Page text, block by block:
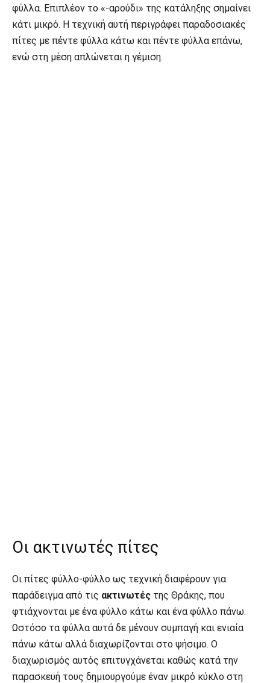
φύλλα. Επιπλέον το «-αρούδι» της κατάληξης σημαίνει
κάτι μικρό. Η τεχνική αυτή περιγράφει παραδοσιακές
πίτες με πέντε φύλλα κάτω και πέντε φύλλα επάνω,
ενώ στη μέση απλώνεται η γέμιση.
Οι ακτινωτές πίτες
Οι πίτες φύλλο-φύλλο ως τεχνική διαφέρουν για
παράδειγμα από τις ακτινωτές της Θράκης, που
φτιάχνονται με ένα φύλλο κάτω και ένα φύλλο πάνω.
Ωστόσο τα φύλλα αυτά δε μένουν συμπαγή και ενιαία
πάνω κάτω αλλά διαχωρίζονται στο ψήσιμο. Ο
διαχωρισμός αυτός επιτυγχάνεται καθώς κατά την
παρασκευή τους δημιουργούμε έναν μικρό κύκλο στη